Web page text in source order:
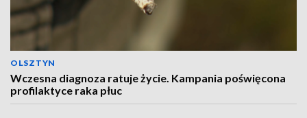
OLSZTYN
Wczesna diagnoza ratuje życie. Kampania poświęcona
profilaktyce raka płuc